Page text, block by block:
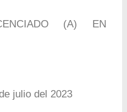
(A) EN
julio del 2023